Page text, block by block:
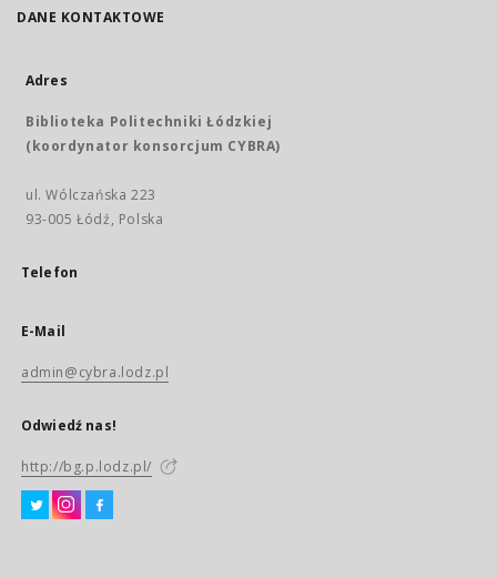
DANE KONTAKTOWE
Adres
Biblioteka Politechniki Łódzkiej
(koordynator konsorcjum CYBRA)
ul. Wólczańska 223
93-005 Łódź, Polska
Telefon
E-Mail
admin@cybra.lodz.pl
Odwiedź nas!
http://bg.p.lodz.pl/